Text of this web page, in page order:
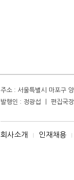
주소 : 서울특별시 마포구
발행인 : 정광섭 ㅣ 편집
회사소개 I 인재채용 I